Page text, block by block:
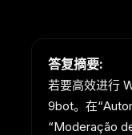
答复摘要:
若要高效进行
9bot。在
“Moderação